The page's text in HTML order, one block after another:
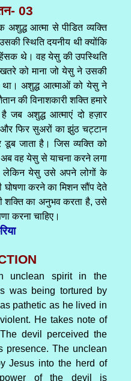
03
अशुद्ध आत्मा से पीडित व्यक्ति
स्थिति दयनीय थी क्योंकि
थे। वह येसु की उपस्थिति
को माना जो येसु ने उसकी
था। अशुद्ध आत्माओं को येसु ने
की विनाशकारी शक्ति हमारे
जब अशुद्ध आत्माएं दो हज़ार
फिर सुअरों का झुंठ चट्टान
डूब जाता है। जिस व्यक्ति को
अब वह येसु से याचना करने लगा
येसु उसे अपने लोगों के
घोषणा करने का मिशन सौंप देते
शक्ति का अनुभव करता है, उसे
करना चाहिए।
unclean spirit in the
was being tortured by
pathetic as he lived in
He takes note of
devil perceived the
presence. The unclean
Jesus into the herd of
of the devil is